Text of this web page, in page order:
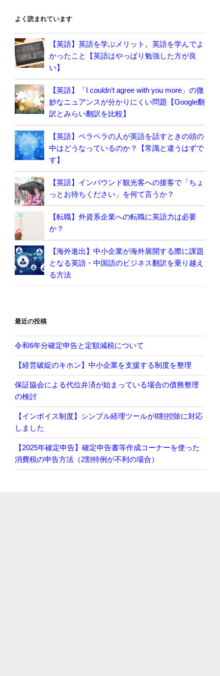
よく読まれています
【英語】英語を学ぶメリット。英語を学んでよ
かったこと【英語はやっぱり勉強した方が良
い】
【英語】「I couldn’t agree with you more」の微
妙なニュアンスが分かりにくい問題【Google翻
訳とみらい翻訳を比較】
【英語】ペラペラの人が英語を話すときの頭の
中はどうなっているのか？【常識と違うはずで
す】
【英語】インバウンド観光客への接客で「ちょ
っとお待ちください」を何て言うか？
【転職】外資系企業への転職に英語力は必要
か？
【海外進出】中小企業が海外展開する際に課題
となる英語・中国語のビジネス翻訳を乗り越え
る方法
最近の投稿
令和6年分確定申告と定額減税について
【経営破綻のキホン】中小企業を支援する制度を整理
保証協会による代位弁済が始まっている場合の債務整理
の検討
【インボイス制度】シンプル経理ツールが8割控除に対応
しました
【2025年確定申告】確定申告書等作成コーナーを使った
消費税の申告方法（2割特例が不利の場合）